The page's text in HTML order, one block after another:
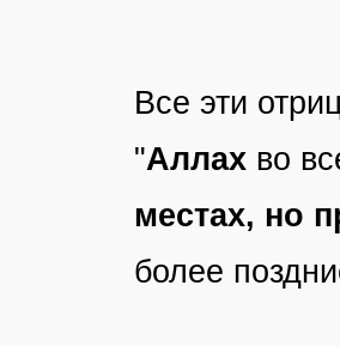
Все эти
"Аллах во
местах, но
более